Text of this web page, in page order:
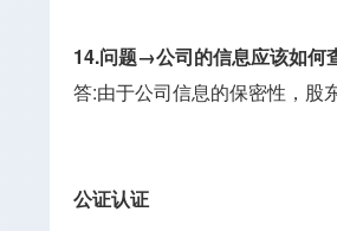
14.问题→公司的信息应该如何
答:由于公司信息的保密性，股
公证认证